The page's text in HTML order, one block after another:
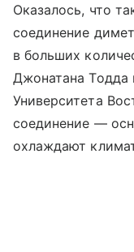
Оказалось, что
соединение
в больших
Джонатана Тодда
Университета
соединение —
охлаждают